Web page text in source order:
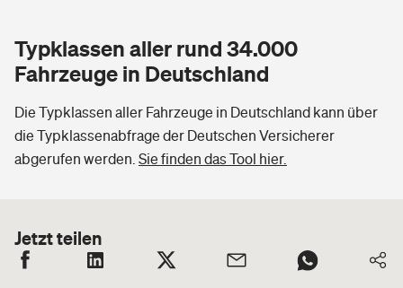
Typklassen aller rund 34.000
Fahrzeuge in Deutschland
Die Typklassen aller Fahrzeuge in Deutschland kann über
die Typklassenabfrage der Deutschen Versicherer
abgerufen werden. Sie finden das Tool hier.
Jetzt teilen